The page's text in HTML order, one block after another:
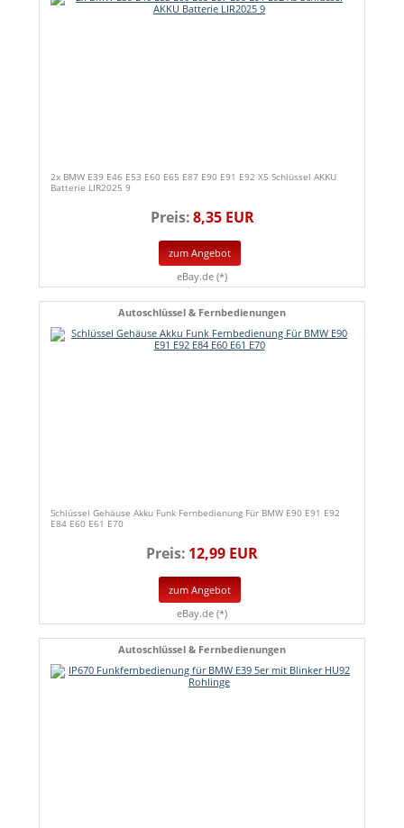
2x BMW E39 E46 E53 E60 E65 E87 E90 E91 E92 X5 Schlüssel AKKU
Batterie LIR2025 9
Preis:8,35 EUR
zum Angebot
eBay.de (*)
Autoschlüssel & Fernbedienungen
Schlüssel Gehäuse Akku Funk Fernbedienung Für BMW E90 E91 E92
E84 E60 E61 E70
Preis: 12,99 EUR
zum Angebot
eBay.de (*)
Autoschlüssel & Fernbedienungen